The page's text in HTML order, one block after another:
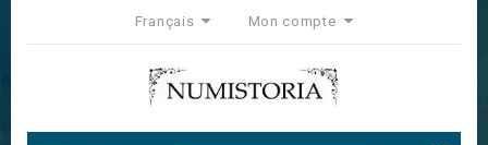
Français Mon compte